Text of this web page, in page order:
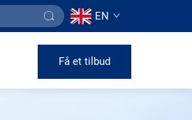
EN
Få et tilbud